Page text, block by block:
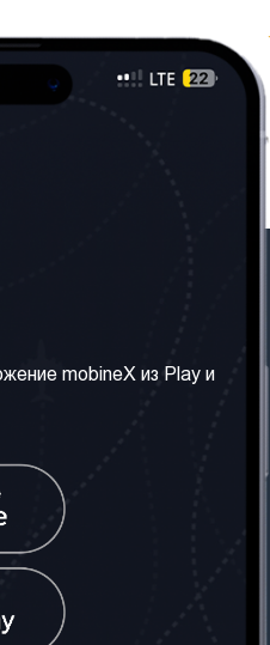
Правила и Условия
Часто задаваемые
вопросы
Социальные сети
mobineX из Play и